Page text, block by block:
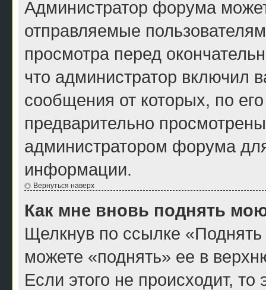
Администратор форума
отправляемые
просмотра перед
что администратор включил
сообщения от которых, по
предварительно
администратором форума
информации.
Вернуться наверх
Как мне вновь поднять
Щелкнув по ссылке
можете «поднять» ее в
Если этого не происходит, то